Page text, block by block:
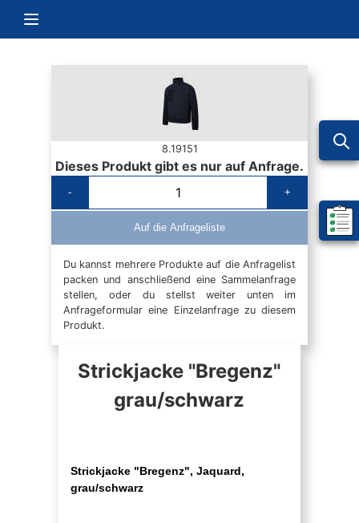
Navigation umschalten
Mein
8.19151
Dieses Produkt gibt es nur auf Anfrage.
- +
Auf die Anfrageliste
Du kannst mehrere Produkte auf die Anfragelist
packen und anschließend eine Sammelanfrage
stellen, oder du stellst weiter unten im
Anfrageformular eine Einzelanfrage zu diesem
Produkt.
Strickjacke "Bregenz"
grau/schwarz
Strickjacke "Bregenz", Jaquard,
grau/schwarz